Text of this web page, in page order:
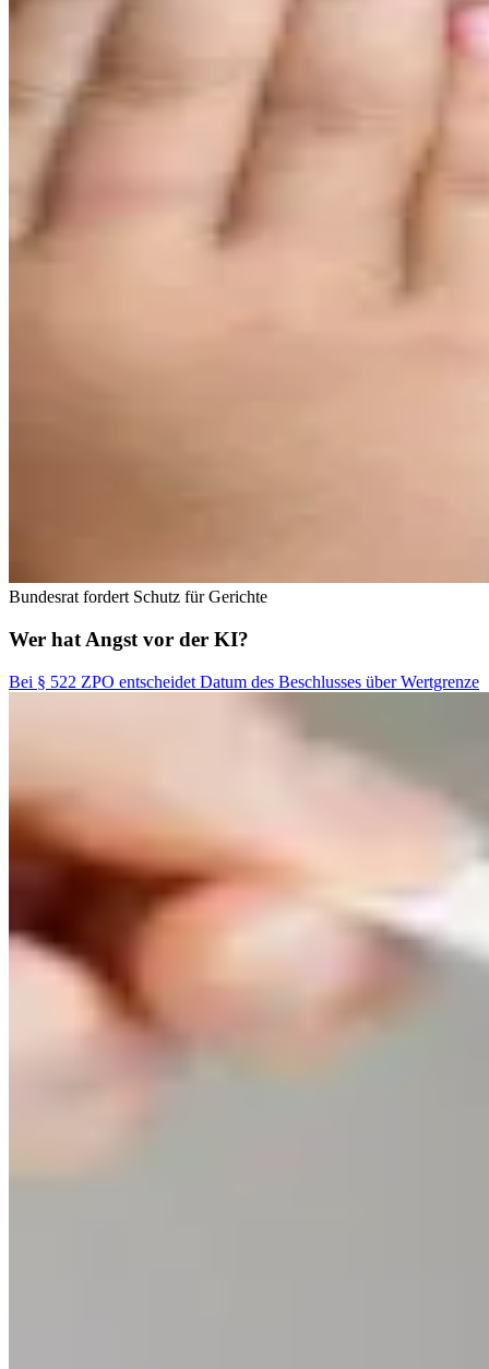
Bundesrat fordert Schutz für Gerichte
Wer hat Angst vor der KI?
Bei § 522 ZPO entscheidet Datum des Beschlusses über Wertgrenze